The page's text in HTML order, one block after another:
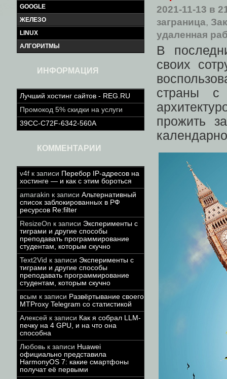
GOOGLE
ЖЕЛЕЗО
LINUX
АЛГОРИТМЫ
ИНФОРМАЦИЯ
Лучший хостинг сайтов - REG.RU
Промокод 5% скидки на услуги
39CC-C72F-6342-560A
КОММЕНТАРИИ
v4f к записи Перебор IP-адресов на
хостинге — и как с этим бороться
amarakin к записи Альтернативный
список заблокированных в РФ
ресурсов Re:filter
ResizeOn к записи Эксперименты с
тиграми и другие способы
преподавать программирование
студентам, которым скучно
Text2Vid к записи Эксперименты с
тиграми и другие способы
преподавать программирование
студентам, которым скучно
всым к записи Развёртывание своего
MTProxy Telegram со статистикой
Алексей к записи Как я собрал LLM-
печку на 4 GPU, и на что она
способна
Любовь к записи Huawei
официально представила
HarmonyOS 7: какие смартфоны
получат её первыми
2021-11-13 в
заграница,
удаленная
В
своих
страны с
прожить